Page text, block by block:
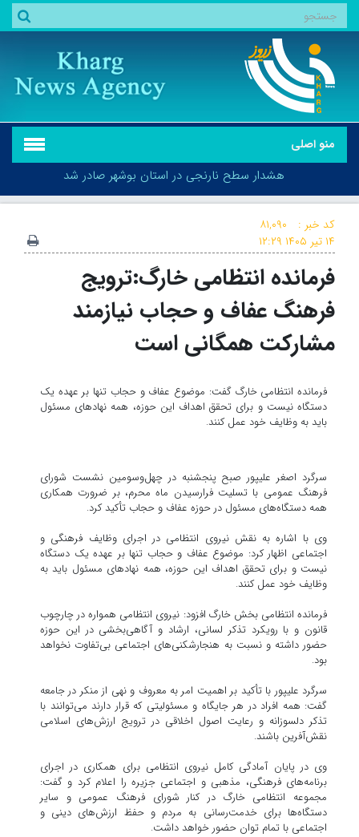
منو اصلی
هشدار سطح نارنجی در استان بوشهر صادر شد
هشدار سطح نارنجی در استان بوشهر صادر شد
کد خبر :
۸۱,۰۹۰
۱۴ تیر ۱۴۰۵
۱۲:۲۹
فرمانده انتظامی خارگ:ترویج
فرهنگ عفاف و حجاب نیازمند
مشارکت همگانی است
فرمانده انتظامی خارگ گفت: موضوع عفاف و حجاب تنها بر عهده یک
دستگاه نیست و برای تحقق اهداف این حوزه، همه نهادهای مسئول
باید به وظایف خود عمل کنند.
سرگرد اصغر علیپور صبح پنجشنبه در چهل‌وسومین نشست شورای
فرهنگ عمومی با تسلیت فرارسیدن ماه محرم، بر ضرورت همکاری
همه دستگاه‌های مسئول در حوزه عفاف و حجاب تأکید کرد.
وی با اشاره به نقش نیروی انتظامی در اجرای وظایف فرهنگی و
اجتماعی اظهار کرد: موضوع عفاف و حجاب تنها بر عهده یک دستگاه
نیست و برای تحقق اهداف این حوزه، همه نهادهای مسئول باید به
وظایف خود عمل کنند.
فرمانده انتظامی بخش خارگ افزود: نیروی انتظامی همواره در چارچوب
قانون و با رویکرد تذکر لسانی، ارشاد و آگاهی‌بخشی در این حوزه
حضور داشته و نسبت به هنجارشکنی‌های اجتماعی بی‌تفاوت نخواهد
بود.
سرگرد علیپور با تأکید بر اهمیت امر به معروف و نهی از منکر در جامعه
گفت: همه افراد در هر جایگاه و مسئولیتی که قرار دارند می‌توانند با
تذکر دلسوزانه و رعایت اصول اخلاقی در ترویج ارزش‌های اسلامی
نقش‌آفرین باشند.
وی در پایان آمادگی کامل نیروی انتظامی برای همکاری در اجرای
برنامه‌های فرهنگی، مذهبی و اجتماعی جزیره را اعلام کرد و گفت:
مجموعه انتظامی خارگ در کنار شورای فرهنگ عمومی و سایر
دستگاه‌ها برای خدمت‌رسانی به مردم و حفظ ارزش‌های دینی و
اجتماعی با تمام توان حضور خواهد داشت.